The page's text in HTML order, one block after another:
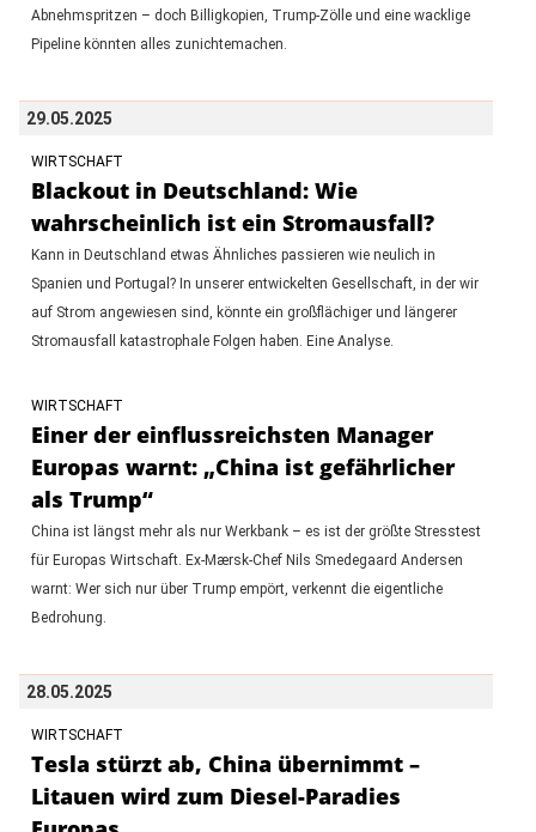
Abnehmspritzen – doch Billigkopien, Trump-Zölle und eine wacklige
Pipeline könnten alles zunichtemachen.
29.05.2025
WIRTSCHAFT
Blackout in Deutschland: Wie
wahrscheinlich ist ein Stromausfall?
Kann in Deutschland etwas Ähnliches passieren wie neulich in
Spanien und Portugal? In unserer entwickelten Gesellschaft, in der wir
auf Strom angewiesen sind, könnte ein großflächiger und längerer
Stromausfall katastrophale Folgen haben. Eine Analyse.
WIRTSCHAFT
Einer der einflussreichsten Manager
Europas warnt: „China ist gefährlicher
als Trump“
China ist längst mehr als nur Werkbank – es ist der größte Stresstest
für Europas Wirtschaft. Ex-Mærsk-Chef Nils Smedegaard Andersen
warnt: Wer sich nur über Trump empört, verkennt die eigentliche
Bedrohung.
28.05.2025
WIRTSCHAFT
Tesla stürzt ab, China übernimmt –
Litauen wird zum Diesel-Paradies